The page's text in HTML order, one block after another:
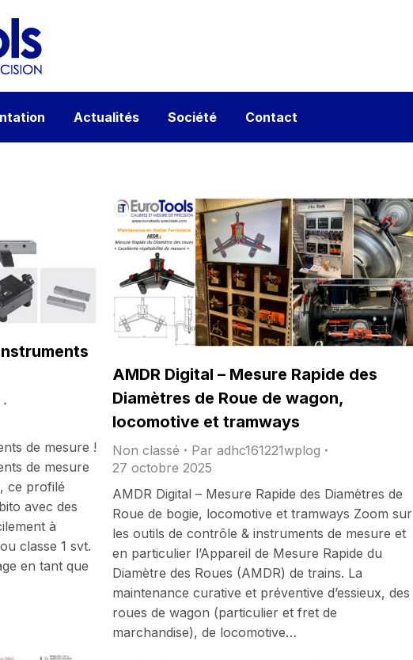
Actualités Société Contact
de mesure !
de mesure
ce profilé
avec des
à
classe 1 svt.
en tant que
AMDR Digital – Mesure Rapide des
Diamètres de Roue de wagon,
locomotive et tramways
Non classé Par adhc161221wplog
27 octobre 2025
AMDR Digital – Mesure Rapide des Diamètres de
Roue de bogie, locomotive et tramways Zoom sur
les outils de contrôle & instruments de mesure et
en particulier l’Appareil de Mesure Rapide du
Diamètre des Roues (AMDR) de trains. La
maintenance curative et préventive d’essieux, des
roues de wagon (particulier et fret de
marchandise), de locomotive…